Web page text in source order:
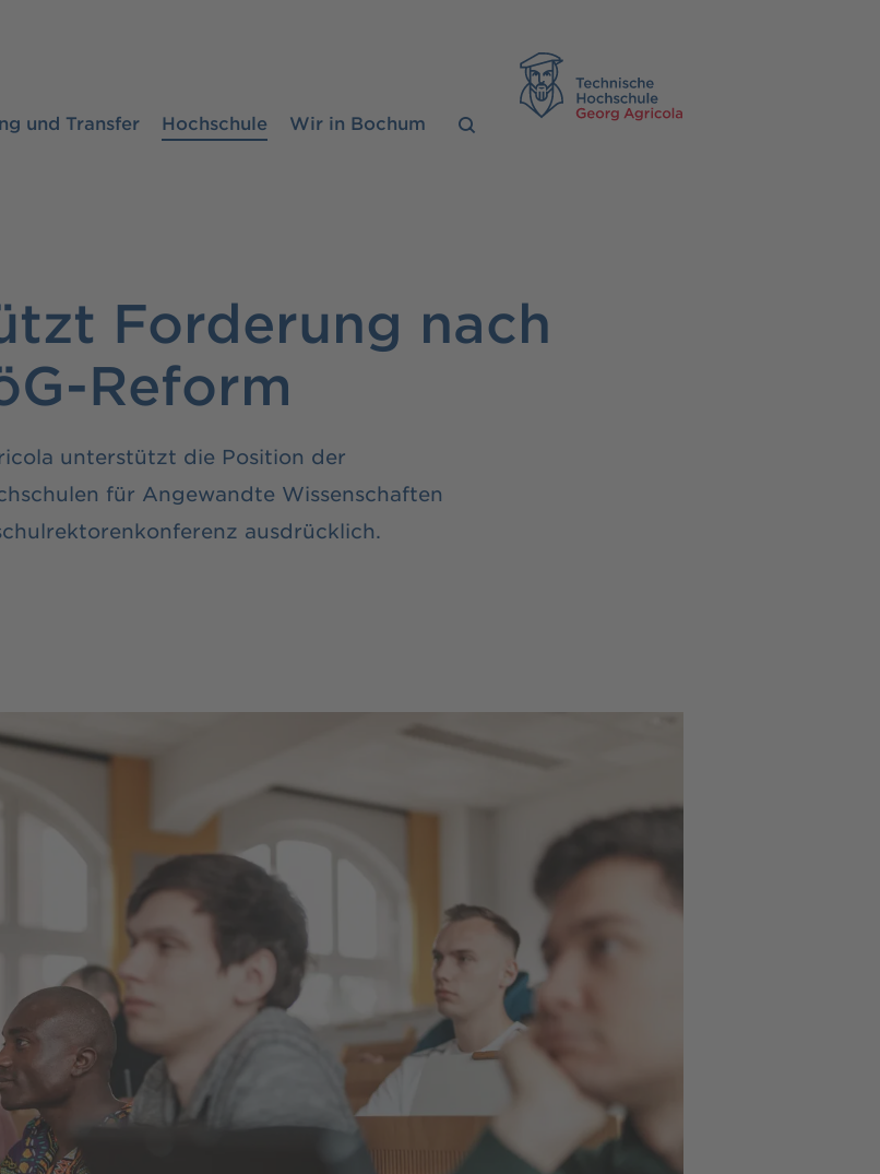
und Transfer Hochschule Wir in Bochum
Forderung nach
Reform
unterstützt die Position der
für Angewandte Wissenschaften
ausdrücklich.